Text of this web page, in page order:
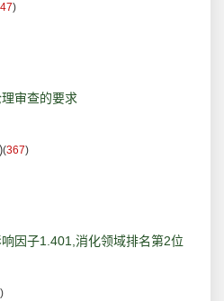
)
理审查的要求
(367)
因子1.401,消化领域排名第2位
)